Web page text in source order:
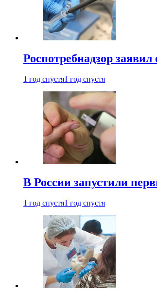
Роспотребнадзор
1 год спустя1 год спустя
В России запустили
1 год спустя1 год спустя